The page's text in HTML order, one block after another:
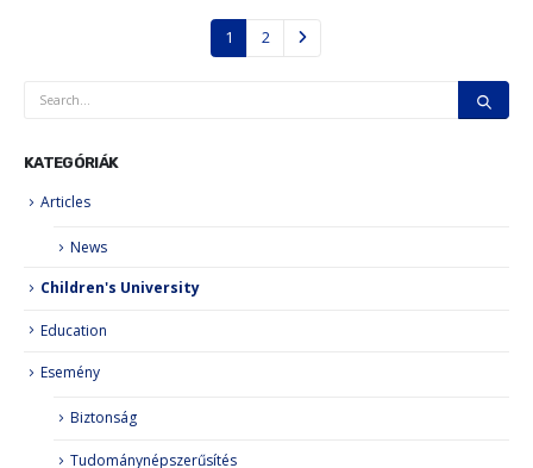
1 2
KATEGÓRIÁK
Articles
News
Children's University
Education
Esemény
Biztonság
Tudománynépszerűsítés